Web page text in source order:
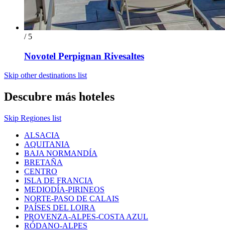
/ 5
Novotel Perpignan Rivesaltes
Skip other destinations list
Descubre más hoteles
Skip Regiones list
ALSACIA
AQUITANIA
BAJA NORMANDÍA
BRETAÑA
CENTRO
ISLA DE FRANCIA
MEDIODÍA-PIRINEOS
NORTE-PASO DE CALAIS
PAÍSES DEL LOIRA
PROVENZA-ALPES-COSTA AZUL
RÓDANO-ALPES